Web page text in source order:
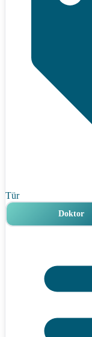
Tür
Doktor